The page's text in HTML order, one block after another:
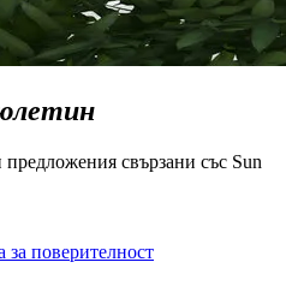
свързани със Sun
за поверителност